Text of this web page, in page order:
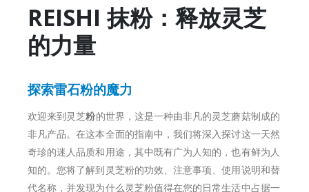
REISHI 抹粉：释放灵芝
的力量
探索雷石粉的魔力
欢迎来到灵芝粉的世界，这是一种由非凡的灵芝蘑菇制成的
非凡产品。在这本全面的指南中，我们将深入探讨这一天然
奇珍的迷人品质和用途，其中既有广为人知的，也有鲜为人
知的。您将了解到灵芝粉的功效、注意事项、使用说明和替
代名称，并发现为什么灵芝粉值得在您的日常生活中占据一